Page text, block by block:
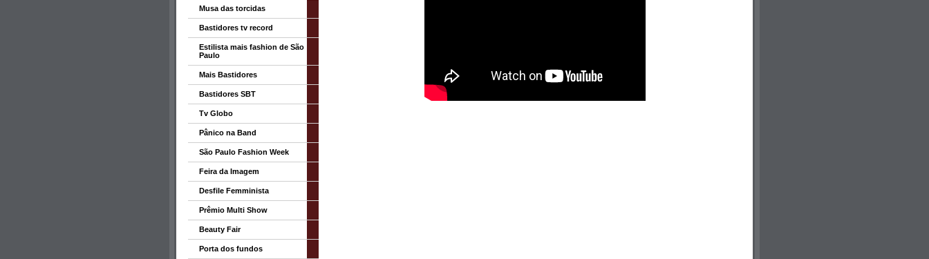
Musa das torcidas
Bastidores tv record
Estilista mais fashion de São
Paulo
Mais Bastidores
Bastidores SBT
Tv Globo
Pânico na Band
São Paulo Fashion Week
Feira da Imagem
Desfile Femminista
Prêmio Multi Show
Beauty Fair
Porta dos fundos